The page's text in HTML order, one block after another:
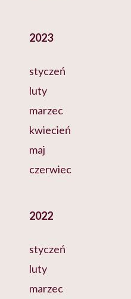
2023
styczeń
luty
marzec
kwiecień
maj
czerwiec
2022
styczeń
luty
marzec